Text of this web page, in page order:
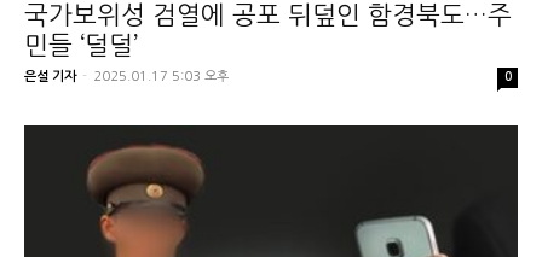
국가보위성 검열에 공포 뒤덮인 함경북도…주
민들 ‘덜덜’
은설 기자 - 2025.01.17 5:03 오후 0